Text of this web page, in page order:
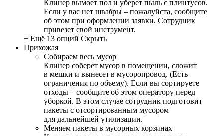
Клинер вымоет пол и уберет пыль с плинтусов.
Если у вас нет швабры – пожалуйста, сообщите
об этом при оформлении заявки. Сотрудник
привезет свой инструмент.
+ Ещё 13 опций Скрыть
Прихожая
Собираем весь мусор
Клинер соберет мусор в помещении, сложит
в мешки и вынесет в мусоропровод. (Есть
ограничения по объему). Если вы сортируете
отходы – сообщите об этом оператору перед
уборкой. В этом случае сотрудник подготовит
пакеты с отсортированным мусором
для дальнейшей утилизации.
Меняем пакеты в мусорных корзинах